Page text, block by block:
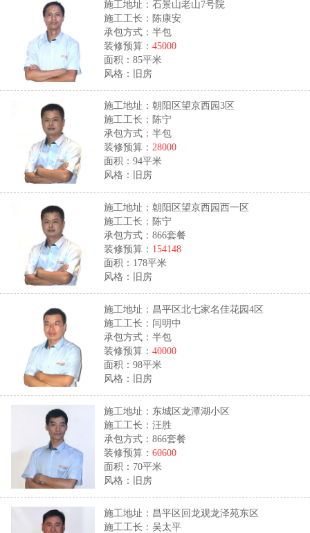
施工地址：石景山老山7号院
施工工长：陈康安
承包方式：半包
装修预算：45000
面积：85平米
风格：旧房
施工地址：朝阳区望京西园3区
施工工长：陈宁
承包方式：半包
装修预算：28000
面积：94平米
风格：旧房
施工地址：朝阳区望京西园西一区
施工工长：陈宁
承包方式：866套餐
装修预算： 154148
面积：178平米
风格：旧房
施工地址：昌平区北七家名佳花园4区
施工工长：闫明中
承包方式：半包
装修预算：40000
面积：98平米
风格：旧房
施工地址：东城区龙潭湖小区
施工工长：汪胜
承包方式：866套餐
装修预算：60600
面积：70平米
风格：旧房
施工地址：昌平区回龙观龙泽苑东区
施工工长：吴太平